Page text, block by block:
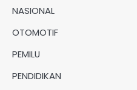
NASIONAL
OTOMOTIF
PEMILU
PENDIDIKAN